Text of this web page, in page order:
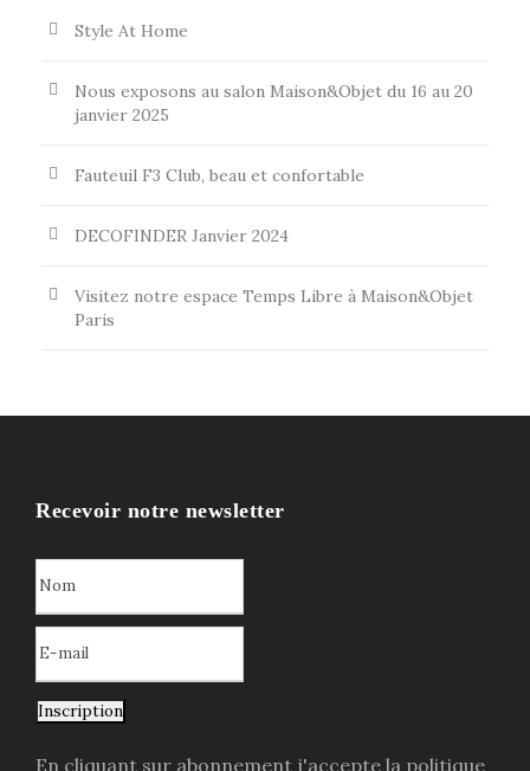
Style At Home
Nous exposons au salon Maison&Objet du 16 au 20
janvier 2025
Fauteuil F3 Club, beau et confortable
DECOFINDER Janvier 2024
Visitez notre espace Temps Libre à Maison&Objet
Paris
Recevoir notre newsletter
Inscription
En cliquant sur abonnement j'accepte la politique